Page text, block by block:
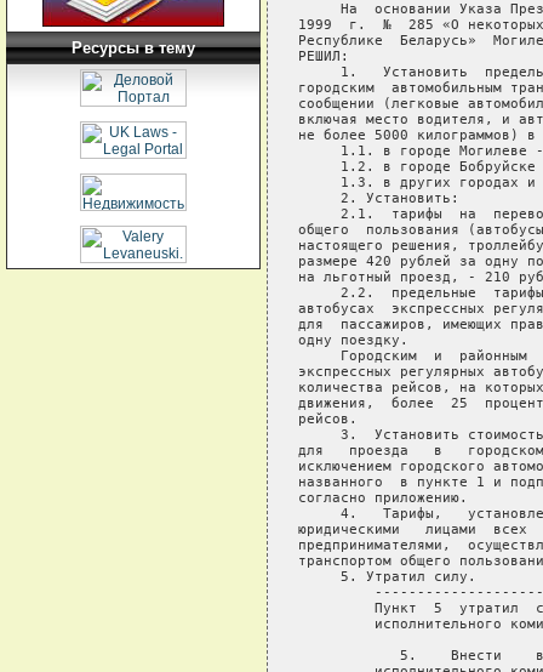
Ресурсы в тему
На  основании Указа
1999  г.  №  285 «О
Республике  Беларусь»
РЕШИЛ:
1.   Установить
городским  автомобильным
сообщении (легковые
включая место водителя, и
не более 5000 килограммов)
1.1. в городе Могилеве
1.2. в городе Бобруйске
1.3. в других городах
     2. Установить:
2.1.  тарифы  на
общего  пользования
настоящего решения,
размере 420 рублей за одну
на льготный проезд, - 210
2.2.  предельные
автобусах  экспрессных
для  пассажиров, имеющих
одну поездку.
Городским  и  районным
экспрессных регулярных
количества рейсов, на
движения,  более  25
рейсов.
3.  Установить
для   проезда   в
исключением городского
названного  в пункте 1 и
согласно приложению.
4.   Тарифы,
юридическими   лицами  всех
предпринимателями,
транспортом общего
     5. Утратил силу.
Пункт  5  утратил
исполнительного
5.    Внести